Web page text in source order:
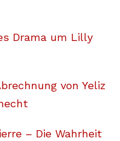
Drama um Lilly
von Yeliz
– Die Wahrheit